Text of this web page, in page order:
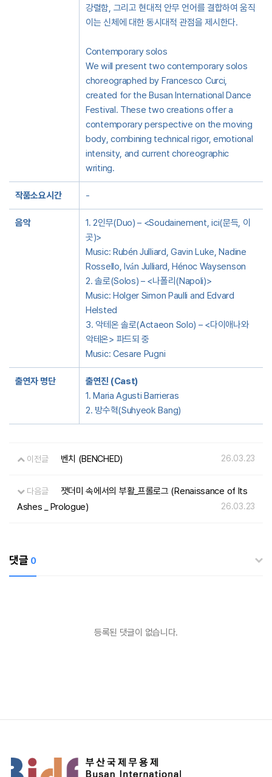
강렬함, 그리고 현대적 안무 언어를 결합하여 움직
이는 신체에 대한 동시대적 관점을 제시한다.
Contemporary solos
We will present two contemporary solos
choreographed by Francesco Curci,
created for the Busan International Dance
Festival. These two creations offer a
contemporary perspective on the moving
body, combining technical rigor, emotional
intensity, and current choreographic
writing.
작품소요시간 -
음악
1. 2인무(Duo) – <Soudainement, ici(문득, 이
곳)>
Music: Rubén Julliard, Gavin Luke, Nadine
Rossello, Iván Julliard, Hénoc Waysenson
2. 솔로(Solos) – <나폴리(Napoli)>
Music: Holger Simon Paulli and Edvard
Helsted
3. 악테온 솔로(Actaeon Solo) – <다이애나와
악테온> 파드되 중
Music: Cesare Pugni
출연자 명단
출연진 (Cast)
1. Maria Agusti Barrieras
2. 방수혁(Suhyeok Bang)
이전글 벤치 (BENCHED) 26.03.23
다음글
잿더미 속에서의 부활_프롤로그 (Renaissance of Its
Ashes _ Prologue)
26.03.23
댓글 0
등록된 댓글이 없습니다.